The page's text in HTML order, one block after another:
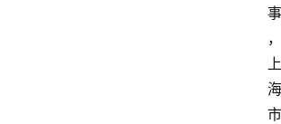
事
，
上
海
市